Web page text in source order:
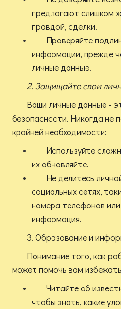
предлагают слишком
правдой, сделки.
Проверяйте
информации, прежде
личные данные.
2. Защищайте свои
Ваши личные данные -
безопасности. Никогда не
крайней необходимости:
Используйте
их обновляйте.
Не делитесь
социальных сетях,
номера телефонов
информация.
3. Образование и
Понимание того, как
может помочь вам
Читайте об
чтобы знать, какие